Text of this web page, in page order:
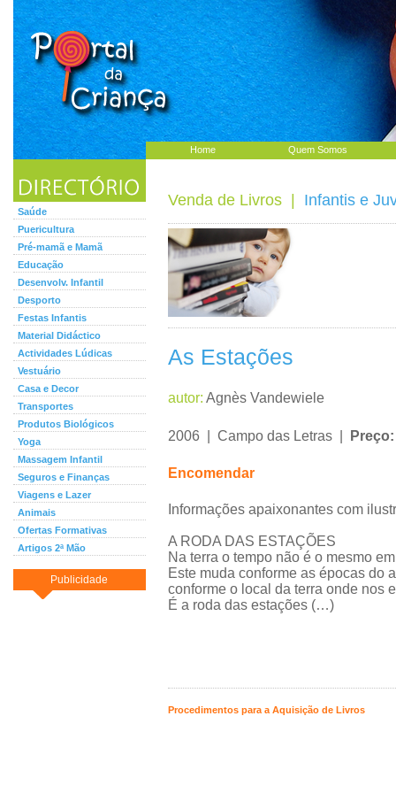
Home Quem Somos
Saúde
Puericultura
Pré-mamã e Mamã
Educação
Desenvolv. Infantil
Desporto
Festas Infantis
Material Didáctico
Actividades Lúdicas
Vestuário
Casa e Decor
Transportes
Produtos Biológicos
Yoga
Massagem Infantil
Seguros e Finanças
Viagens e Lazer
Animais
Ofertas Formativas
Artigos 2ª Mão
Publicidade
Venda de Livros Infantis e
As Estações
autor: Agnès Vandewiele
2006 | Campo das Letras |
Encomendar
Informações apaixonantes com
A RODA DAS ESTAÇÕES
Na terra o tempo não é o mesmo
Este muda conforme as épocas do
conforme o local da terra onde nos
É a roda das estações (…)
Procedimentos para a Aquisição de Livros